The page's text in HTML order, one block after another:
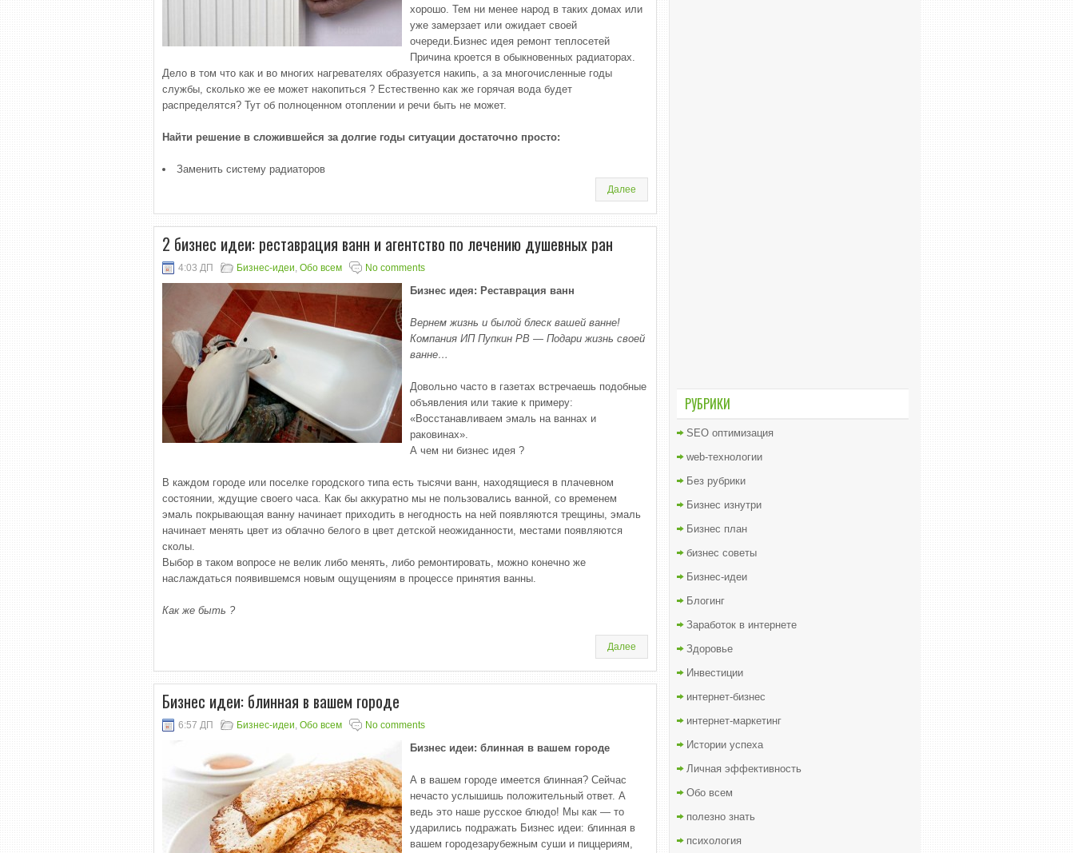
хорошо. Тем ни менее народ в таких домах или
уже замерзает или ожидает своей
очереди.Бизнес идея ремонт теплосетей
Причина кроется в обыкновенных радиаторах.
Дело в том что как и во многих нагревателях образуется накипь, а за многочисленные годы
службы, сколько же ее может накопиться ? Естественно как же горячая вода будет
распределятся? Тут об полноценном отоплении и речи быть не может.
Найти решение в сложившейся за долгие годы ситуации достаточно просто:
Заменить систему радиаторов
Далее
2 бизнес идеи: реставрация ванн и агентство по лечению душевных ран
4:03 ДП Бизнес-идеи, Обо всем No comments
Бизнес идея: Реставрация ванн
Вернем жизнь и былой блеск вашей ванне!
Компания ИП Пупкин РВ — Подари жизнь своей
ванне…
Довольно часто в газетах встречаешь подобные
объявления или такие к примеру:
«Восстанавливаем эмаль на ваннах и
раковинах».
А чем ни бизнес идея ?
В каждом городе или поселке городского типа есть тысячи ванн, находящиеся в плачевном
состоянии, ждущие своего часа. Как бы аккуратно мы не пользовались ванной, со временем
эмаль покрывающая ванну начинает приходить в негодность на ней появляются трещины, эмаль
начинает менять цвет из облачно белого в цвет детской неожиданности, местами появляются
сколы.
Выбор в таком вопросе не велик либо менять, либо ремонтировать, можно конечно же
наслаждаться появившемся новым ощущениям в процессе принятия ванны.
Как же быть ?
Далее
Бизнес идеи: блинная в вашем городе
6:57 ДП Бизнес-идеи, Обо всем No comments
Бизнес идеи: блинная в вашем городе
А в вашем городе имеется блинная? Сейчас
нечасто услышишь положительный ответ. А
ведь это наше русское блюдо! Мы как — то
ударились подражать Бизнес идеи: блинная в
вашем городезарубежным суши и пиццериям,
РУБРИКИ
SEO оптимизация
web-технологии
Без рубрики
Бизнес изнутри
Бизнес план
бизнес советы
Бизнес-идеи
Блогинг
Заработок в интернете
Здоровье
Инвестиции
интернет-бизнес
интернет-маркетинг
Истории успеха
Личная эффективность
Обо всем
полезно знать
психология